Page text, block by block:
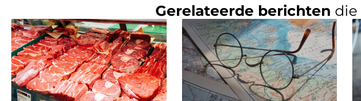
Gerelateerde berichten die